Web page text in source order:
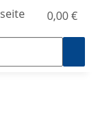
0,00 €